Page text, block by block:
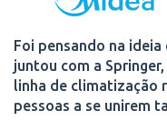
Foi pensando na ideia
juntou com a
linha de climatização
pessoas a se unirem